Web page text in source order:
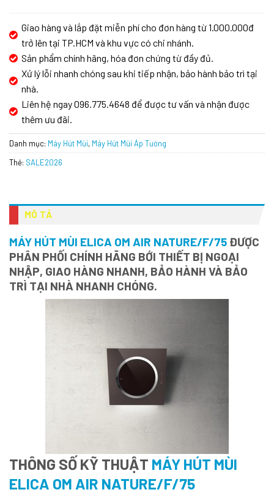
Giao hàng và lắp đặt miễn phí cho đơn hàng từ 1.000.000đ
trở lên tại TP.HCM và khu vực có chi nhánh.
Sản phẩm chính hãng, hóa đơn chứng từ đầy đủ.
Xử lý lỗi nhanh chóng sau khi tiếp nhận, bảo hành bảo trì tại
nhà.
Liên hệ ngay 096.775.4648 để được tư vấn và nhận được
thêm ưu đãi.
Danh mục: Máy Hút Mùi, Máy Hút Mùi Áp Tường
Thẻ: SALE2026
MÔ TẢ
MÁY HÚT MÙI ELICA OM AIR NATURE/F/75 ĐƯỢC
PHÂN PHỐI CHÍNH HÃNG BỚI THIẾT BỊ NGOẠI
NHẬP, GIAO HÀNG NHANH, BẢO HÀNH VÀ BẢO
TRÌ TẠI NHÀ NHANH CHÓNG.
THÔNG SỐ KỸ THUẬT MÁY HÚT MÙI
ELICA OM AIR NATURE/F/75